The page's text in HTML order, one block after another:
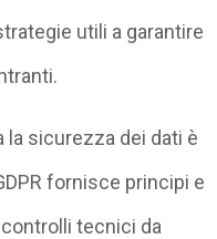
utili a garantire
la sicurezza dei dati è
fornisce principi e
tecnici da